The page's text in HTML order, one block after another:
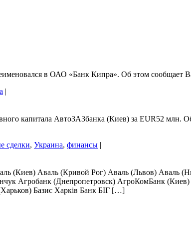
в ОАО «Банк Кипра». Об этом сообщает
|
капитала АвтоЗАЗбанка (Киев) за EUR52 млн.
сделки, Украина, финансы |
(Киев) Аваль (Кривой Рог) Аваль (Львов) Аваль
Агробанк (Днепропетровск) АгроКомБанк
Базис Харкiв Банк БІГ […]